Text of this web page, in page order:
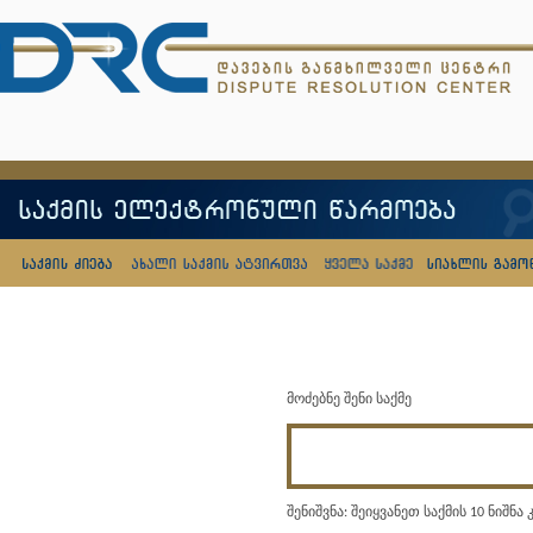
მოძებნე შენი საქმე
შენიშვნა: შეიყვანეთ საქმის 10 ნიშნა